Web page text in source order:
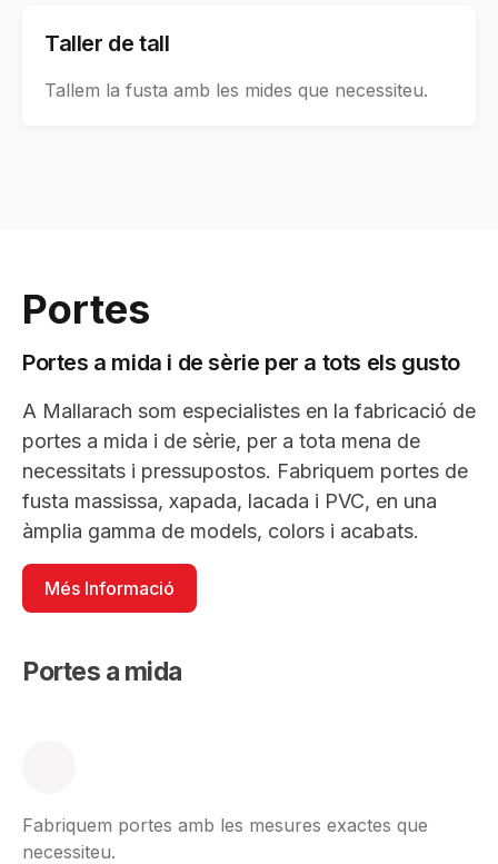
Taller de tall
Tallem la fusta amb les mides que necessiteu.
Portes
Portes a mida i de sèrie per a tots els gusto
A Mallarach som especialistes en la fabricació de
portes a mida i de sèrie, per a tota mena de
necessitats i pressupostos. Fabriquem portes de
fusta massissa, xapada, lacada i PVC, en una
àmplia gamma de models, colors i acabats.
Més Informació
Portes a mida
Fabriquem portes amb les mesures exactes que
necessiteu.